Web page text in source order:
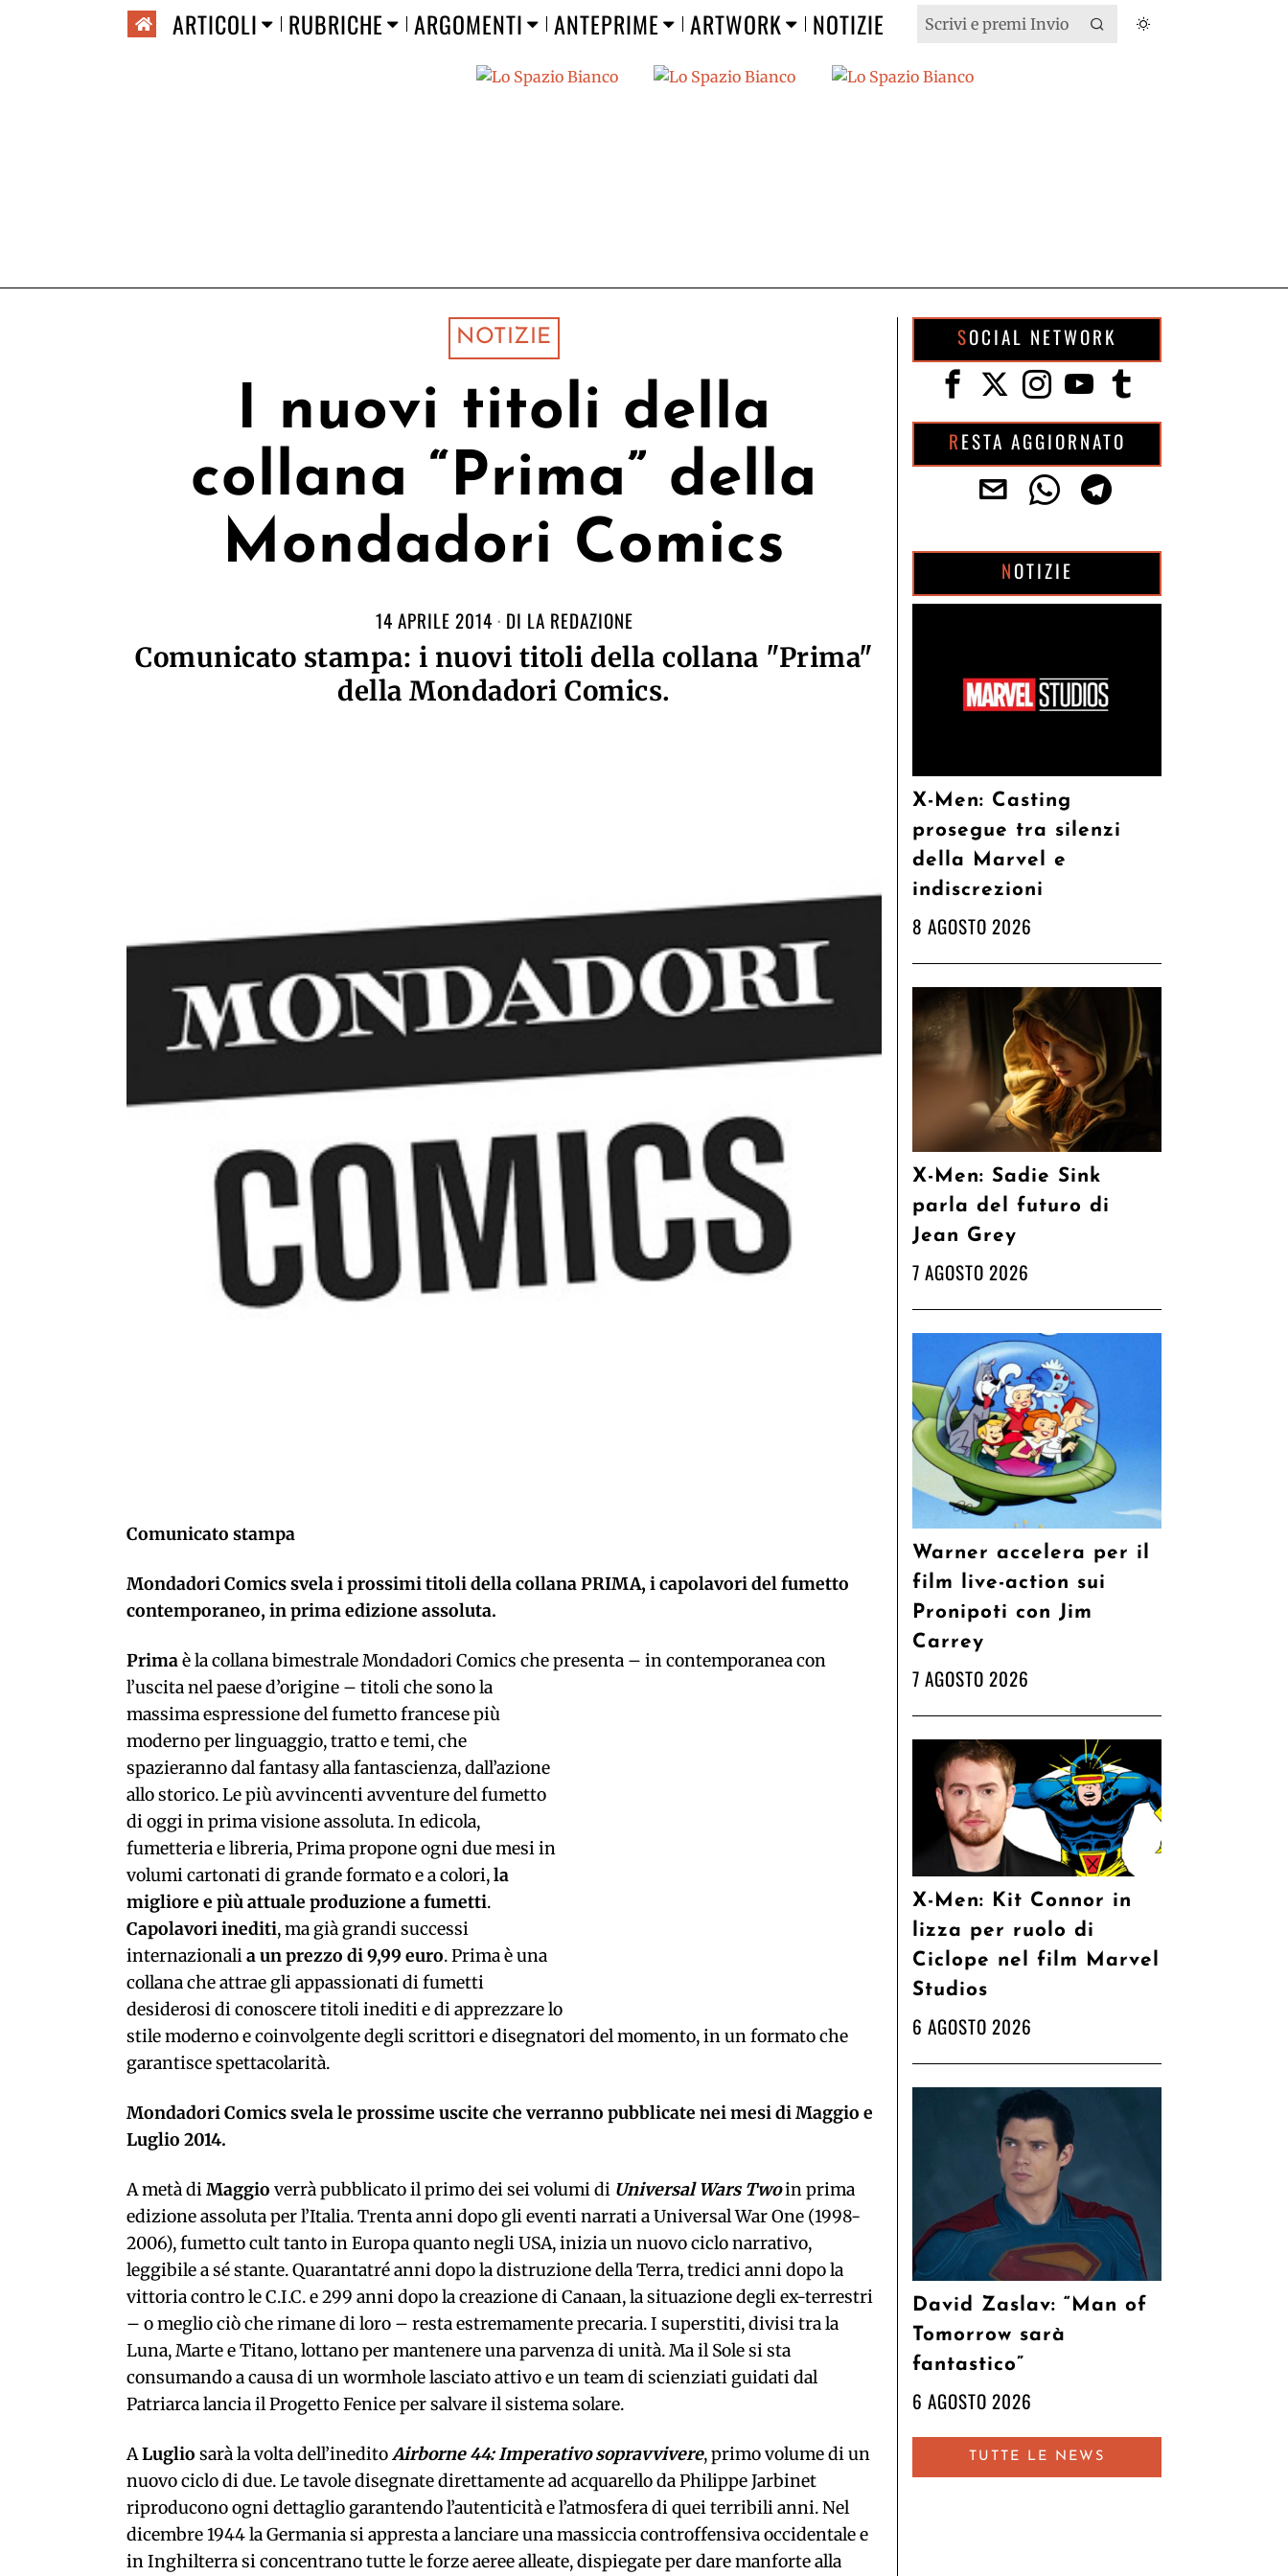
ARTICOLI RUBRICHE ARGOMENTI ANTEPRIME ARTWORK NOTIZIE
NOTIZIE
I nuovi titoli della
collana “Prima” della
Mondadori Comics
14 APRILE 2014 DI LA REDAZIONE
Comunicato stampa: i nuovi titoli della collana "Prima"
della Mondadori Comics.
Comunicato stampa
Mondadori Comics svela i prossimi titoli della collana PRIMA, i capolavori del fumetto
contemporaneo, in prima edizione assoluta.
Primaè la collana bimestrale Mondadori Comics che presenta – in contemporanea con
l’uscita nel paese d’origine – titoli chesono la
massima espressione del fumetto francese più
moderno per linguaggio, tratto e temi, che
spazieranno dal fantasy alla fantascienza, dall’azione
allo storico. Le più avvincenti avventure del fumetto
di oggi in prima visione assoluta. In edicola,
fumetteria e libreria, Prima propone ogni due mesi in
volumi cartonati di grande formato e a colori,la
migliore e più attuale produzione a fumetti.
Capolavori inediti, ma già grandi successi
internazionalia un prezzo di 9,99 euro. Prima è una
collana che attrae gli appassionati di fumetti
desiderosi di conoscere titoli inediti e di apprezzare lo
stile moderno e coinvolgente degli scrittori e disegnatori del momento, in un formato che
garantisce spettacolarità.
Mondadori Comics svela le prossime uscite che verranno pubblicate nei mesi di Maggio e
Luglio 2014.
A metà diMaggio verrà pubblicato il primo dei sei volumi di Universal Wars Twoin prima
edizione assoluta per l’Italia. Trenta anni dopo gli eventi narrati a Universal War One (1998-
2006), fumetto cult tanto in Europa quanto negli USA, inizia un nuovo ciclo narrativo,
leggibile a sé stante. Quarantatré anni dopo la distruzione della Terra, tredici anni dopo la
vittoria contro le C.I.C. e 299 anni dopo la creazione di Canaan, la situazione degli ex-terrestri
– o meglio ciò che rimane di loro – resta estremamente precaria. I superstiti, divisi tra la
Luna, Marte e Titano, lottano per mantenere una parvenza di unità. Ma il Sole si sta
consumando a causa di un wormhole lasciato attivo e un team di scienziati guidati dal
Patriarca lancia il Progetto Fenice per salvare il sistema solare.
ALuglio sarà la volta dell’ineditoAirborne 44: Imperativo sopravvivere, primo volume di un
nuovo ciclo di due. Le tavole disegnate direttamente ad acquarello da Philippe Jarbinet
riproducono ogni dettaglio garantendo l’autenticità e l’atmosfera di quei terribili anni. Nel
dicembre 1944 la Germania si appresta a lanciare una massiccia controffensiva occidentale e
in Inghilterra si concentrano tutte le forze aeree alleate, dispiegate per dare manforte alla
SOCIAL NETWORK
RESTA AGGIORNATO
NOTIZIE
X-Men: Casting
prosegue tra silenzi
della Marvel e
indiscrezioni
8 AGOSTO 2026
X-Men: Sadie Sink
parla del futuro di
Jean Grey
7 AGOSTO 2026
Warner accelera per il
film live-action sui
Pronipoti con Jim
Carrey
7 AGOSTO 2026
X-Men: Kit Connor in
lizza per ruolo di
Ciclope nel film Marvel
Studios
6 AGOSTO 2026
David Zaslav: “Man of
Tomorrow sarà
fantastico”
6 AGOSTO 2026
TUTTE LE NEWS